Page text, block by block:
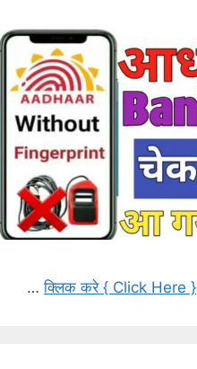
…क्लिक करे { Click Here }